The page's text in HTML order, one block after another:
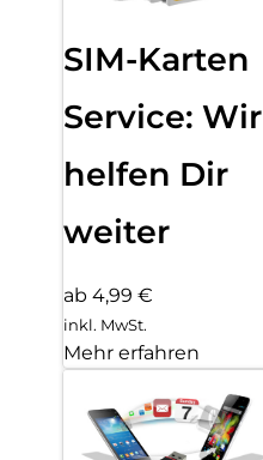
SIM-Karten
Service: Wir
helfen Dir
weiter
ab 4,99 €
inkl. MwSt.
Mehr erfahren